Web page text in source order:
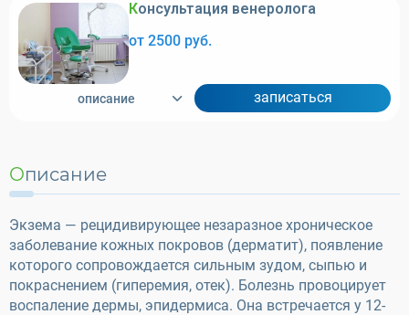
Консультация венеролога
от 2500 руб.
описание записаться
Описание
Экзема — рецидивирующее незаразное хроническое
заболевание кожных покровов (дерматит), появление
которого сопровождается сильным зудом, сыпью и
покраснением (гиперемия, отек). Болезнь провоцирует
воспаление дермы, эпидермиса. Она встречается у 12-